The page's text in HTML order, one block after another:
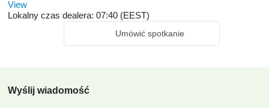
View
Lokalny czas dealera: 07:40 (EEST)
Umówić spotkanie
Wyślij wiadomość